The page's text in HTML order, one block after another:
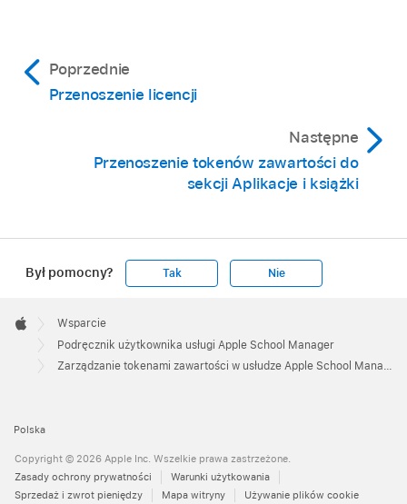
Poprzednie
Przenoszenie licencji
Następne
Przenoszenie tokenów zawartości do
sekcji Aplikacje i książki
Był pomocny? Tak Nie
Footer

Apple
Wsparcie
Podręcznik użytkownika usługi Apple School Manager
Zarządzanie tokenami zawartości w usłudze Apple School Manager
Polska
Copyright © 2026 Apple Inc. Wszelkie prawa zastrzeżone.
Zasady ochrony prywatności
Warunki użytkowania
Sprzedaż i zwrot pieniędzy
Mapa witryny Używanie plików cookie